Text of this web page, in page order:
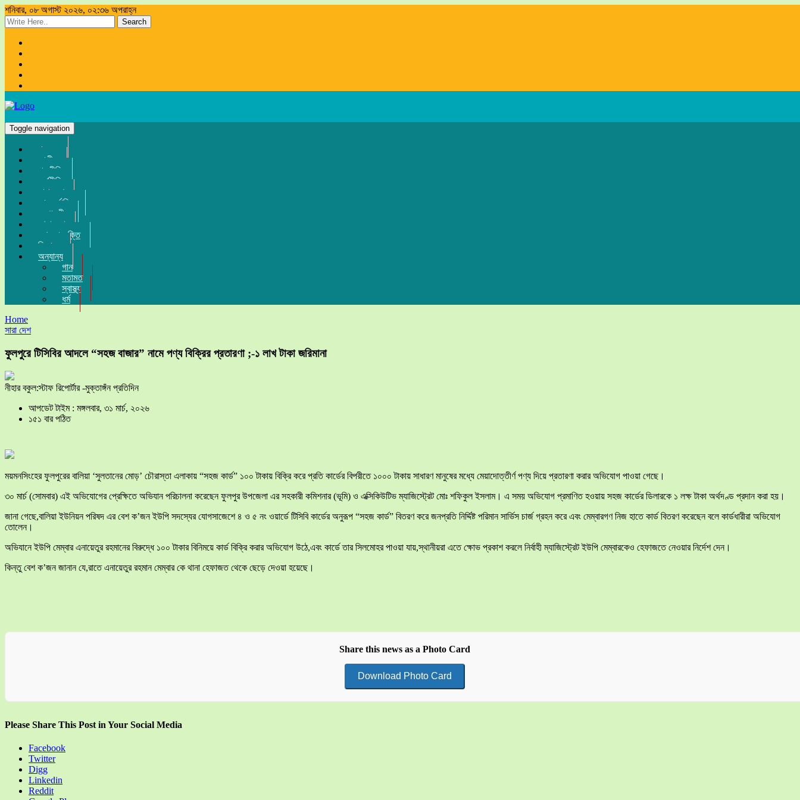
শনিবার, ০৮ অগাস্ট ২০২৬, ০২:৩৬ অপরাহ্ন
Search
Toggle navigation
প্রচ্ছদ
জাতীয়
রাজনীতি
অর্থনীতি
সারা দেশ
আন্তর্জাতিক
সম্পাদকীয়
খেলা-ধুলা
তথ্য-প্রযুক্তি
বিনোদন
অন্যান্য
গান
মতামত
স্বাস্থ্য
ধর্ম
Home
সারা দেশ
ফুলপুরে টিসিবির আদলে “সহজ বাজার” নামে পণ্য বিক্রির প্রতারণা ;-১ লাখ টাকা জরিমানা
নীহার বকুল:স্টাফ রিপোর্টার -মুক্তাঙ্গঁন প্রতিদিন
আপডেট টাইম : মঙ্গলবার, ৩১ মার্চ, ২০২৬
১৫১ বার পঠিত
ময়মনসিংহের ফুলপুরের বালিয়া ‘সুলতানের মোড়’ চৌরাস্তা এলাকায় “সহজ কার্ড” ১০০ টাকায় বিক্রি করে প্রতি কার্ডের বিপরীতে ১০০০ টাকায় সাধারণ মানুষের মধ্যে মেয়াদোত্তীর্ণ পণ্য দিয়ে প্রতারণা করার অভিযোগ পাওয়া গেছে।
৩০ মার্চ (সোমবার) এই অভিযোগের প্রেক্ষিতে অভিযান পরিচালনা করেছেন ফুলপুর উপজেলা এর সহকারী কমিশনার (ভূমি) ও এক্সিকিউটিভ ম্যাজিস্ট্রেট মোঃ শফিকুল ইসলাম। এ সময় অভিযোগ প্রমাণিত হওয়ায় সহজ কার্ডের ডিলারকে ১ লক্ষ টাকা অর্থদণ্ড প্রদান করা হয়।
জানা গেছে,বালিয়া ইউনিয়ন পরিষদ এর বেশ ক’জন ইউপি সদস্যের যোগসাজেশে ৪ ও ৫ নং ওয়ার্ডে টিসিবি কার্ডের অনুরূপ “সহজ কার্ড” বিতরণ করে জনপ্রতি নির্দ্দিষ্ট পরিমান সার্ভিস চার্জ গ্রহন করে এবং মেম্বারগণ নিজ হাতে কার্ড বিতরণ করেছেন বলে কার্ডধারীরা অভিযোগ
তোলেন।
অভিযানে ইউপি মেম্বার এনায়েতুর রহমানের বিরুদ্ধে ১০০ টাকার বিনিময়ে কার্ড বিক্রি করার অভিযোগ উঠে,এবং কার্ডে তার সিলমোহর পাওয়া যায়,স্থানীয়রা এতে ক্ষোভ প্রকাশ করলে নির্বাহী ম্যাজিস্ট্রেট ইউপি মেম্বারকেও হেফাজতে নেওয়ার নির্দেশ দেন।
কিন্তু বেশ ক’জন জানান যে,রাতে এনায়েতুর রহমান মেম্বার কে থানা হেফাজত থেকে ছেড়ে দেওয়া হয়েছে।
Share this news as a Photo Card
Download Photo Card
Please Share This Post in Your Social Media
Facebook
Twitter
Digg
Linkedin
Reddit